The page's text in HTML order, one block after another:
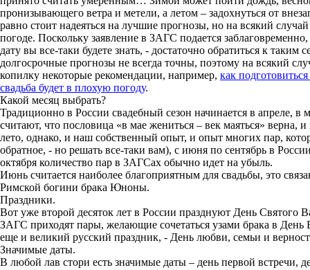
пронизывающего ветра и метели, а летом – задохнуться от
равно стоит надеяться на лучшие прогнозы, но на всякий
погоде. Поскольку заявление в ЗАГС подается
дату вы все-таки будете знать, - достаточно обратиться к
долгосрочные прогнозы не всегда точны, поэтому на всякий
копилку некоторые рекомендации, например, как
свадьба будет в плохую погоду.
Какой месяц выбрать?
Традиционно в России свадебный сезон начинается в апреле, в
считают, что пословица «в мае жениться – век маяться» верна,
лето, однако, и наш собственный опыт, и опыт многих пар,
обратное, - но решать все-таки вам), с июня по сентябрь в
октября количество пар в ЗАГСах обычно идет на убыль.
Июнь считается наиболее благоприятным для свадьбы, это
Римской богини брака Юноны.
Праздники.
Вот уже второй десяток лет в России празднуют День Святого
ЗАГС приходят пары, желающие сочетаться узами брака в
еще и великий русский праздник, - День любви, семьи и
Значимые даты.
В любой лав стори есть значимые даты – день первой встречи,